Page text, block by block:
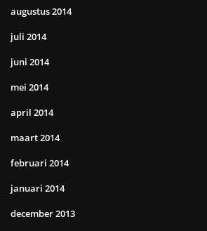
augustus 2014
juli 2014
juni 2014
mei 2014
april 2014
maart 2014
februari 2014
januari 2014
december 2013